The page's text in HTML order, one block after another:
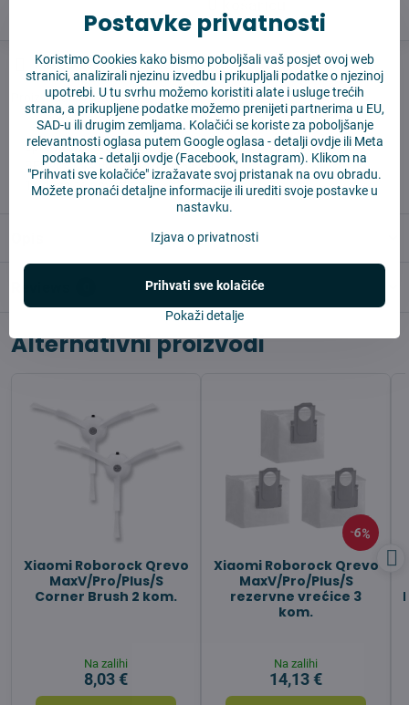
Pas čuvar Shippings
Proizvođač:Vysajto.sk
✅ Spremno za slanje odmah
✅ BESPLATNA dostava iznad 55 EUR
✅ 14 dana za povrat robe
Alternativni proizvodi
Xiaomi Roborock Qrevo
MaxV/Pro/Plus/S
Corner Brush 2 kom.
Na zalihi
8,03 €
6%
Xiaomi Roborock Qrevo
MaxV/Pro/Plus/S
rezervne vrećice 3
kom.
Na zalihi
14,13 €
Postavke privatnosti
Koristimo Cookies kako bismo poboljšali vaš posjet ovoj web
stranici, analizirali njezinu izvedbu i prikupljali podatke o njezinoj
upotrebi. U tu svrhu možemo koristiti alate i usluge trećih
strana, a prikupljene podatke možemo prenijeti partnerima u EU,
SAD-u ili drugim zemljama. Kolačići se koriste za poboljšanje
relevantnosti oglasa putem Google oglasa -detalji ovdjeili Meta
podataka -detalji ovdje (Facebook, Instagram). Klikom na
"Prihvati sve kolačiće" izražavate svoj pristanak na ovu obradu.
Možete pronaći detaljne informacije ili urediti svoje postavke u
nastavku.
Izjava o privatnosti
Pokaži detalje
Prihvati sve kolačiće